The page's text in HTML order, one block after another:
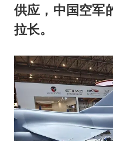
供应，中国空军
拉长。